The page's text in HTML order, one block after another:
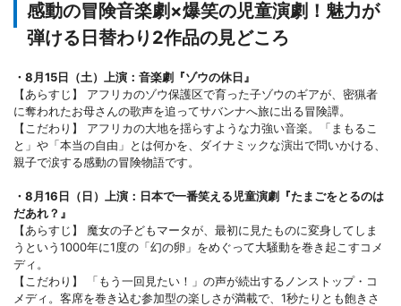
感動の冒険音楽劇×爆笑の児童演劇！魅力が
弾ける日替わり2作品の見どころ
・8月15日（土）上演：音楽劇『ゾウの休日』
【あらすじ】 アフリカのゾウ保護区で育った子ゾウのギアが、密猟者
に奪われたお母さんの歌声を追ってサバンナへ旅に出る冒険譚。
【こだわり】 アフリカの大地を揺らすような力強い音楽。「まもるこ
と」や「本当の自由」とは何かを、ダイナミックな演出で問いかける、
親子で涙する感動の冒険物語です。
・8月16日（日）上演：日本で一番笑える児童演劇『たまごをとるのは
だあれ？』
【あらすじ】 魔女の子どもマータが、最初に見たものに変身してしま
うという1000年に1度の「幻の卵」をめぐって大騒動を巻き起こすコメ
ディ。
【こだわり】 「もう一回見たい！」の声が続出するノンストップ・コ
メディ。客席を巻き込む参加型の楽しさが満載で、1秒たりとも飽きさ